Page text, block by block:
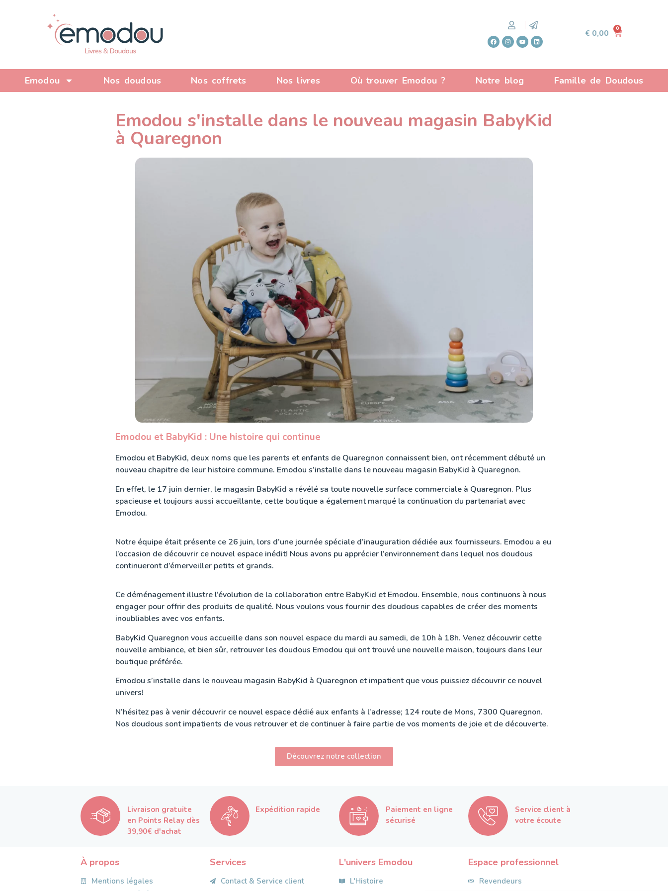
€ 0,00 0
Emodou Nos doudous Nos coffrets Nos livres Où trouver Emodou ? Notre blog Famille de Doudous
Emodou s'installe dans le nouveau magasin BabyKid
à Quaregnon
Emodou et BabyKid : Une histoire qui continue
Emodou et BabyKid, deux noms que les parents et enfants de Quaregnon connaissent bien, ont récemment débuté un
nouveau chapitre de leur histoire commune. Emodou s’installe dans le nouveau magasin BabyKid à Quaregnon.
En effet, le 17 juin dernier, le magasin BabyKid a révélé sa toute nouvelle surface commerciale à Quaregnon. Plus
spacieuse et toujours aussi accueillante, cette boutique a également marqué la continuation du partenariat avec
Emodou.
Notre équipe était présente ce 26 juin, lors d’une journée spéciale d’inauguration dédiée aux fournisseurs. Emodou a eu
l’occasion de découvrir ce nouvel espace inédit! Nous avons pu apprécier l’environnement dans lequel nos doudous
continueront d’émerveiller petits et grands.
Ce déménagement illustre l’évolution de la collaboration entre BabyKid et Emodou. Ensemble, nous continuons à nous
engager pour offrir des produits de qualité. Nous voulons vous fournir des doudous capables de créer des moments
inoubliables avec vos enfants.
BabyKid Quaregnon vous accueille dans son nouvel espace du mardi au samedi, de 10h à 18h. Venez découvrir cette
nouvelle ambiance, et bien sûr, retrouver les doudous Emodou qui ont trouvé une nouvelle maison, toujours dans leur
boutique préférée.
Emodou s’installe dans le nouveau magasin BabyKid à Quaregnon et impatient que vous puissiez découvrir ce nouvel
univers!
N’hésitez pas à venir découvrir ce nouvel espace dédié aux enfants à l’adresse; 124 route de Mons, 7300 Quaregnon.
Nos doudous sont impatients de vous retrouver et de continuer à faire partie de vos moments de joie et de découverte.
Découvrez notre collection
Livraison gratuite
en Points Relay dès
39,90€ d'achat
Expédition rapide
Paiement en ligne
sécurisé
Service client à
votre écoute
À propos
Mentions légales
Services
Contact & Service client
L'univers Emodou
L'Histoire
Espace professionnel
Revendeurs